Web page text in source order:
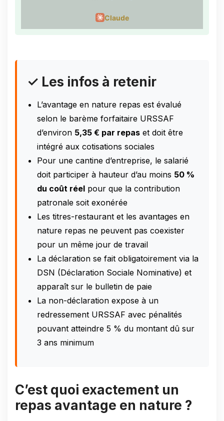
Claude
✓ Les infos à retenir
L’avantage en nature repas est évalué
selon le barème forfaitaire URSSAF
d’environ 5,35 € par repas et doit être
intégré aux cotisations sociales
Pour une cantine d’entreprise, le salarié
doit participer à hauteur d’au moins 50 %
du coût réel pour que la contribution
patronale soit exonérée
Les titres-restaurant et les avantages en
nature repas ne peuvent pas coexister
pour un même jour de travail
La déclaration se fait obligatoirement via la
DSN (Déclaration Sociale Nominative) et
apparaît sur le bulletin de paie
La non-déclaration expose à un
redressement URSSAF avec pénalités
pouvant atteindre 5 % du montant dû sur
3 ans minimum
C’est quoi exactement un
repas avantage en nature ?